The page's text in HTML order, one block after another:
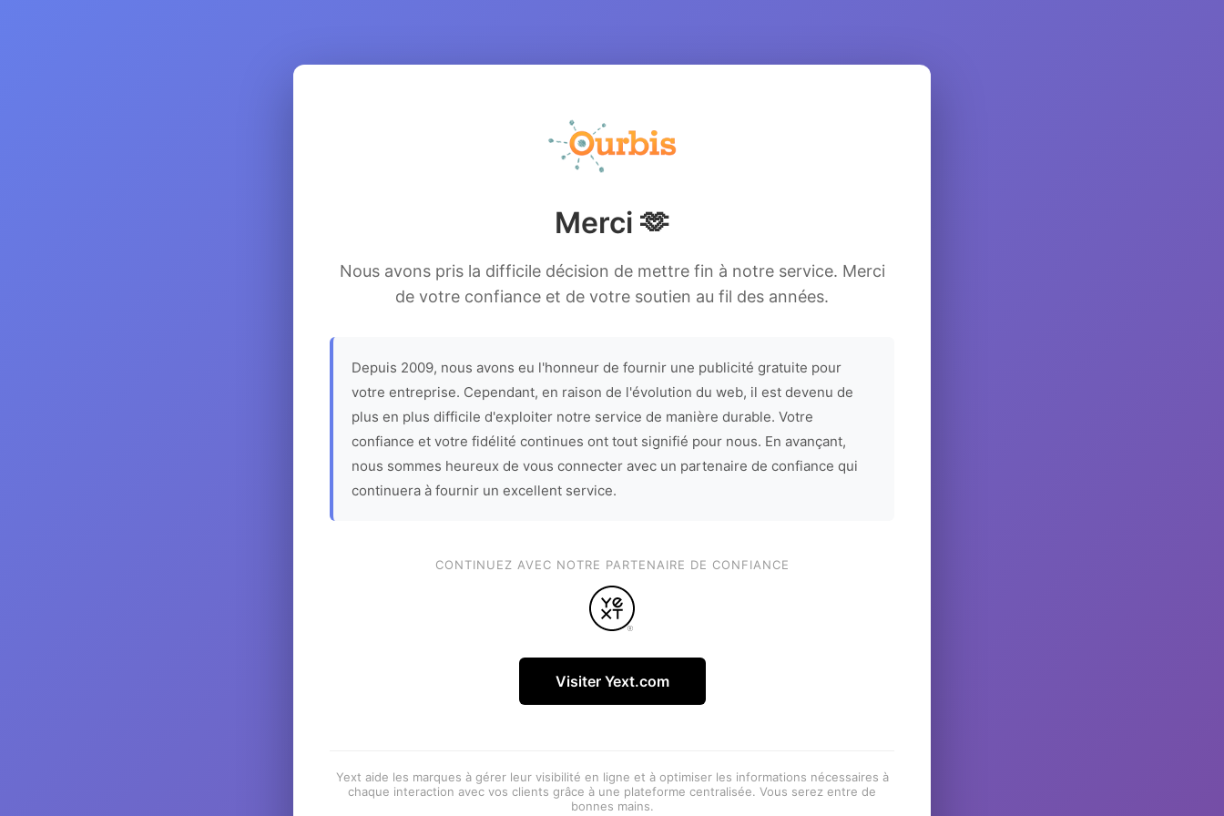
Merci 🫶
Nous avons pris la difficile décision de mettre fin à notre service. Merci
de votre confiance et de votre soutien au fil des années.
Depuis 2009, nous avons eu l'honneur de fournir une publicité gratuite pour
votre entreprise. Cependant, en raison de l'évolution du web, il est devenu de
plus en plus difficile d'exploiter notre service de manière durable. Votre
confiance et votre fidélité continues ont tout signifié pour nous. En avançant,
nous sommes heureux de vous connecter avec un partenaire de confiance qui
continuera à fournir un excellent service.
CONTINUEZ AVEC NOTRE PARTENAIRE DE CONFIANCE
Visiter Yext.com
Yext aide les marques à gérer leur visibilité en ligne et à optimiser les informations nécessaires à
chaque interaction avec vos clients grâce à une plateforme centralisée. Vous serez entre de
bonnes mains.